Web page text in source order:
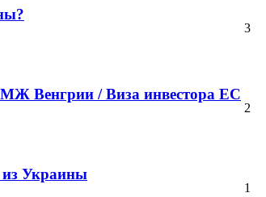
3
Венгрии / Виза инвестора ЕС
2
из Украины
1